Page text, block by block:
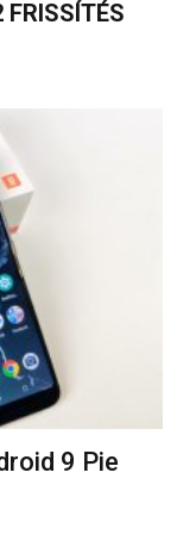
9 Pie